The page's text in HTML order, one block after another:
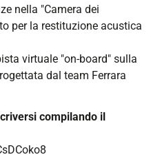
nella "Camera dei
per la restituzione acustica
virtuale "on-board" sulla
dal team Ferrara
compilando il